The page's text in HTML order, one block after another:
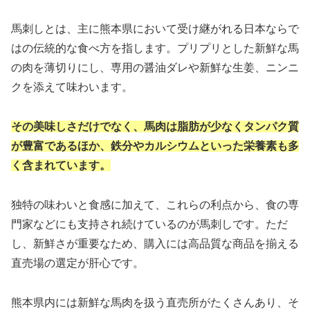
馬刺しとは、主に熊本県において受け継がれる日本ならで
はの伝統的な食べ方を指します。プリプリとした新鮮な馬
の肉を薄切りにし、専用の醤油ダレや新鮮な生姜、ニンニ
クを添えて味わいます。
その美味しさだけでなく、馬肉は脂肪が少なくタンパク質
が豊富であるほか、鉄分やカルシウムといった栄養素も多
く含まれています。
独特の味わいと食感に加えて、これらの利点から、食の専
門家などにも支持され続けているのが馬刺しです。ただ
し、新鮮さが重要なため、購入には高品質な商品を揃える
直売場の選定が肝心です。
熊本県内には新鮮な馬肉を扱う直売所がたくさんあり、そ